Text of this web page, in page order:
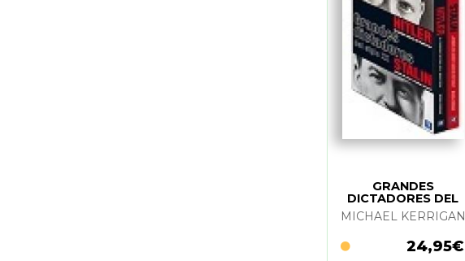
GRANDES
DICTADORES DEL
SIGLO XX.
HITLER/STALIN
MICHAEL KERRIGAN
24,95€